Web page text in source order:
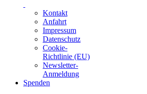
Kontakt
Anfahrt
Impressum
Datenschutz
Cookie-
Richtlinie (EU)
Newsletter-
Anmeldung
Spenden